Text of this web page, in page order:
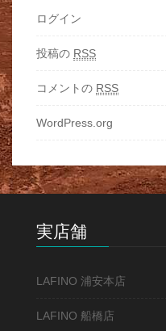
ログイン
投稿の RSS
コメントの RSS
WordPress.org
実店舗
LAFINO 浦安本店
LAFINO 船橋店